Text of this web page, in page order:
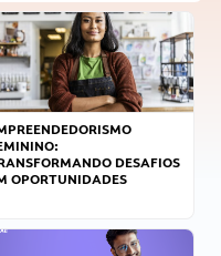
DESAFIOS
OPORTUNIDADES